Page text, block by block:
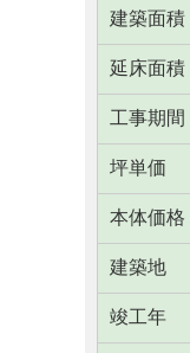
建築面積
延床面積
工事期間
坪単価
本体価格
建築地
竣工年